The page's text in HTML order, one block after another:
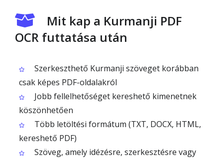
Mit kap a Kurmanji PDF
OCR futtatása után
Szerkeszthető Kurmanji szöveget korábban
csak képes PDF-oldalakról
Jobb fellelhetőséget kereshető kimenetnek
köszönhetően
Több letöltési formátum (TXT, DOCX, HTML,
kereshető PDF)
Szöveg, amely idézésre, szerkesztésre vagy